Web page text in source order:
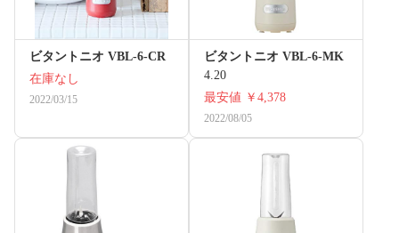
ビタントニオ VBL-6-CR
在庫なし
2022/03/15
ビタントニオ VBL-6-MK
4.20
最安値 ￥4,378
2022/08/05